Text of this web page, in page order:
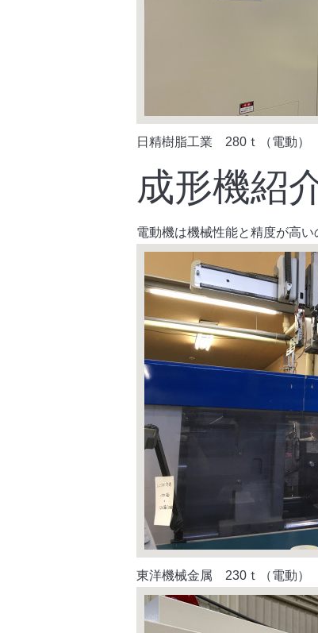
日精樹脂工業 280ｔ（電動）
成形機紹
電動機は機械性能と精度が高
東洋機械金属 230ｔ（電動）